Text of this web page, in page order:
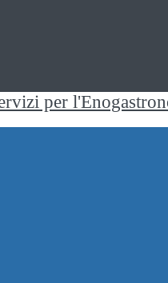
per